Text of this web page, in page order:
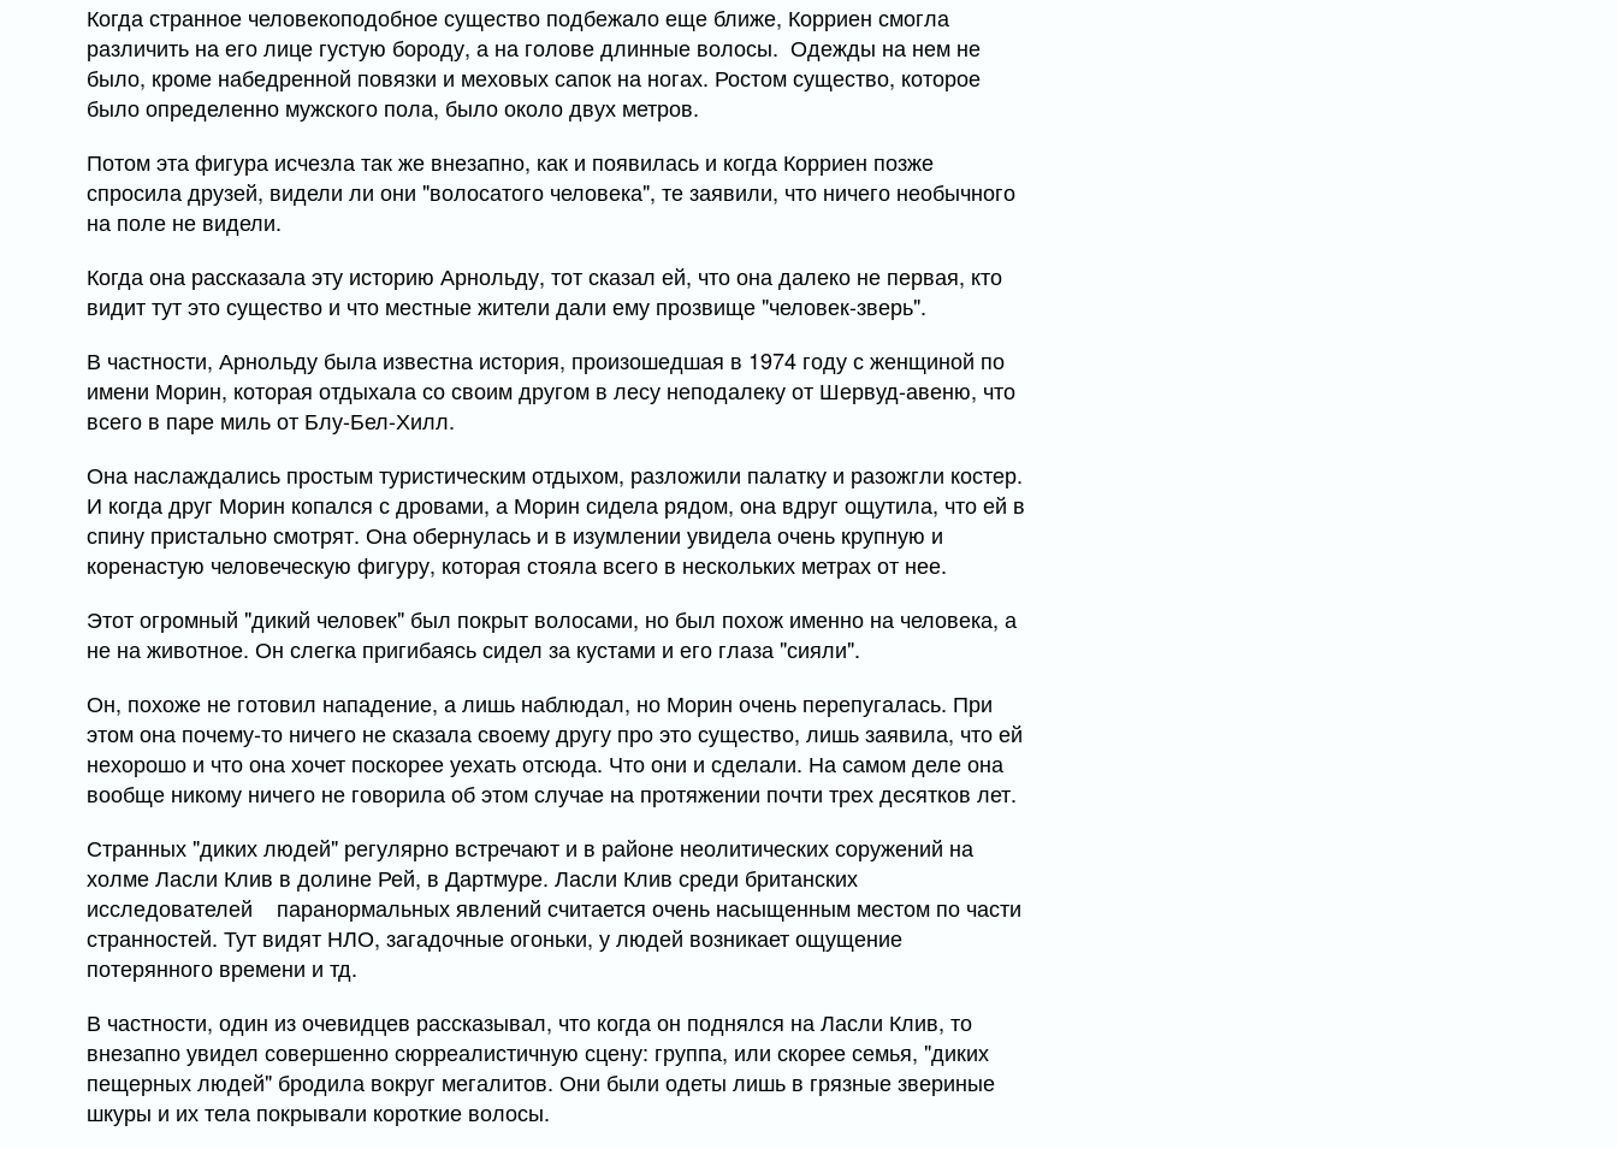
Когда странное человекоподобное существо подбежало еще ближе, Корриен смогла
различить на его лице густую бороду, а на голове длинные волосы. Одежды на нем не
было, кроме набедренной повязки и меховых сапок на ногах. Ростом существо, которое
было определенно мужского пола, было около двух метров.
Потом эта фигура исчезла так же внезапно, как и появилась и когда Корриен позже
спросила друзей, видели ли они "волосатого человека", те заявили, что ничего необычного
на поле не видели.
Когда она рассказала эту историю Арнольду, тот сказал ей, что она далеко не первая, кто
видит тут это существо и что местные жители дали ему прозвище "человек-зверь".
В частности, Арнольду была известна история, произошедшая в 1974 году с женщиной по
имени Морин, которая отдыхала со своим другом в лесу неподалеку от Шервуд-авеню, что
всего в паре миль от Блу-Бел-Хилл.
Она наслаждались простым туристическим отдыхом, разложили палатку и разожгли костер.
И когда друг Морин копался с дровами, а Морин сидела рядом, она вдруг ощутила, что ей в
спину пристально смотрят. Она обернулась и в изумлении увидела очень крупную и
коренастую человеческую фигуру, которая стояла всего в нескольких метрах от нее.
Этот огромный "дикий человек" был покрыт волосами, но был похож именно на человека, а
не на животное. Он слегка пригибаясь сидел за кустами и его глаза "сияли".
Он, похоже не готовил нападение, а лишь наблюдал, но Морин очень перепугалась. При
этом она почему-то ничего не сказала своему другу про это существо, лишь заявила, что ей
нехорошо и что она хочет поскорее уехать отсюда. Что они и сделали. На самом деле она
вообще никому ничего не говорила об этом случае на протяжении почти трех десятков лет.
Странных "диких людей" регулярно встречают и в районе неолитических соружений на
холме Ласли Клив в долине Рей, в Дартмуре. Ласли Клив среди британских
исследователей паранормальных явлений считается очень насыщенным местом по части
странностей. Тут видят НЛО, загадочные огоньки, у людей возникает ощущение
потерянного времени и тд.
В частности, один из очевидцев рассказывал, что когда он поднялся на Ласли Клив, то
внезапно увидел совершенно сюрреалистичную сцену: группа, или скорее семья, "диких
пещерных людей" бродила вокруг мегалитов. Они были одеты лишь в грязные звериные
шкуры и их тела покрывали короткие волосы.